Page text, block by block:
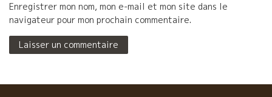
Enregistrer mon nom, mon e-mail et mon site dans le
navigateur pour mon prochain commentaire.